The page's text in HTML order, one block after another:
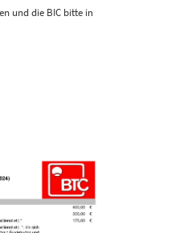
und die BIC bitte in